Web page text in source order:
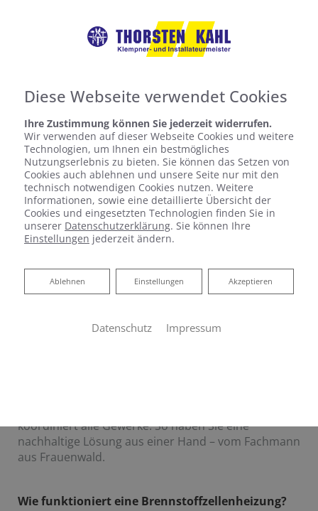
Nachhaltig heizen und Strom generieren
Heizkonzepte mit Zukunft produzieren nicht nur
Wärme, sondern auch Strom. Wir helfen Ihnen, das
koordiniert alle Gewerke. So haben Sie eine
nachhaltige Lösung aus einer Hand – vom Fachmann
aus Frauenwald.
Wie funktioniert eine Brennstoffzellenheizung?
Diese Webseite verwendet Cookies
Ihre Zustimmung können Sie jederzeit widerrufen.
Wir verwenden auf dieser Webseite Cookies und weitere
Technologien, um Ihnen ein bestmögliches
Nutzungserlebnis zu bieten. Sie können das Setzen von
Cookies auch ablehnen und unsere Seite nur mit den
technisch notwendigen Cookies nutzen. Weitere
Informationen, sowie eine detaillierte Übersicht der
Cookies und eingesetzten Technologien finden Sie in
unserer Datenschutzerklärung. Sie können Ihre
Einstellungen jederzeit ändern.
Akzeptieren
Einstellungen
Ablehnen
Ablehnen
Datenschutz Impressum